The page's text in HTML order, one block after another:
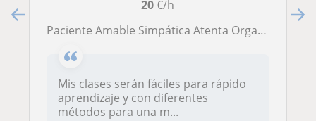
20€/h
Paciente Amable Simpática Atenta Organizada Niños y niñas
Mis clases serán fáciles para rápido
aprendizaje y con diferentes
métodos para una m...